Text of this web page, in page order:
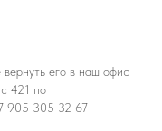
его в наш офис
421 по
905 305 32 67